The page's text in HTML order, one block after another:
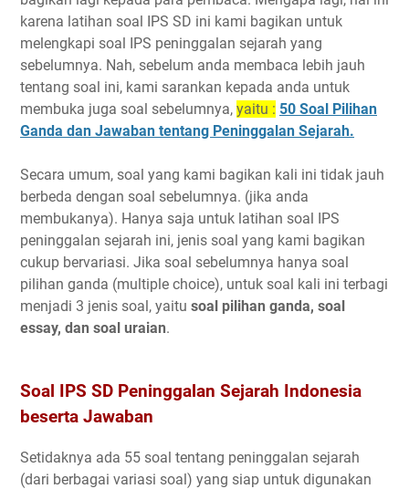
karena latihan soal IPS SD ini kami bagikan untuk
melengkapi soal IPS peninggalan sejarah yang
sebelumnya. Nah, sebelum anda membaca lebih jauh
tentang soal ini, kami sarankan kepada anda untuk
membuka juga soal sebelumnya, yaitu : 50 Soal Pilihan
Ganda dan Jawaban tentang Peninggalan Sejarah.
Secara umum, soal yang kami bagikan kali ini tidak jauh
berbeda dengan soal sebelumnya. (jika anda
membukanya). Hanya saja untuk latihan soal IPS
peninggalan sejarah ini, jenis soal yang kami bagikan
cukup bervariasi. Jika soal sebelumnya hanya soal
pilihan ganda (multiple choice), untuk soal kali ini terbagi
menjadi 3 jenis soal, yaitu soal pilihan ganda, soal
essay, dan soal uraian.
Soal IPS SD Peninggalan Sejarah Indonesia
beserta Jawaban
Setidaknya ada 55 soal tentang peninggalan sejarah
(dari berbagai variasi soal) yang siap untuk digunakan